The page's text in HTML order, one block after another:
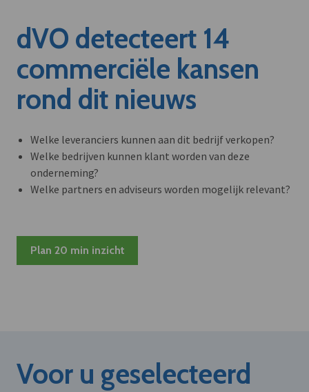
dVO detecteert 14
commerciële kansen
rond dit nieuws
Welke leveranciers kunnen aan dit bedrijf verkopen?
Welke bedrijven kunnen klant worden van deze
onderneming?
Welke partners en adviseurs worden mogelijk relevant?
Plan 20 min inzicht
Voor u geselecteerd